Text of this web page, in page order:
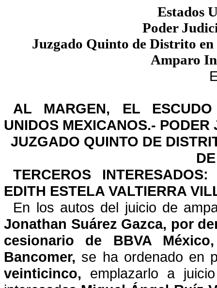
Estados
Poder
Juzgado Quinto de Distrito
Amparo
AL MARGEN, EL
UNIDOS MEXICANOS.- PODER
JUZGADO QUINTO DE
TERCEROS
EDITH ESTELA VALTIERRA
En los autos del juicio de
Jonathan Suárez Gazca, por
cesionario de BBVA
Bancomer, se ha ordenado en
veinticinco, emplazarlo a